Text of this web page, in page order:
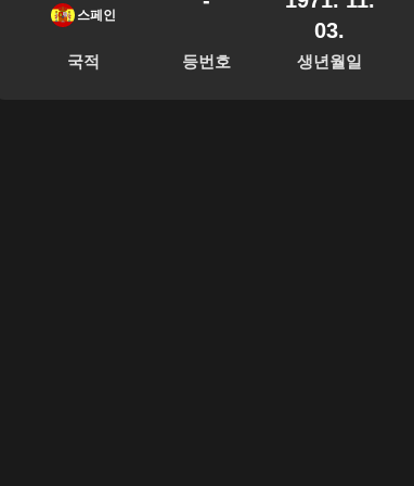
스페인
국적 등번호
03.
생년월일